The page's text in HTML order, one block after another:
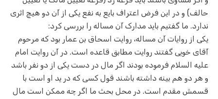
حالف) و در این فرض اعتراف بایع به نفع یکی از آن دو هیچ اثری
ندارد. ما گفتیم باید مدارک آن مساله را بررسی کرد:
یکی از روایات آن مساله، روایت اسحاق بن عمار بود که مرحوم
آقای خویی گفتند روایت مطابق قاعده است. در آن روایت امام
علیه السلام فرموده بودند اگر مال در دست یکی از دو نفر باشد
و هر دو هم بینه داشته باشند قول کسی که در ید او است با
قسمش مقدم است. در محل بحث ما اگر چه ممکن است مال